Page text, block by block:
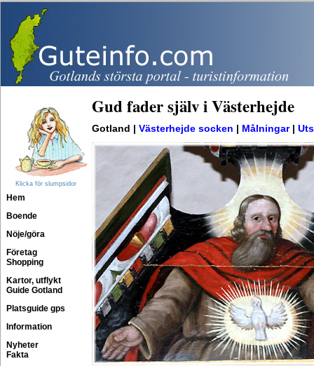
Klicka för slumpsidor
Hem
Boende
Nöje/göra
Företag
Shopping
Kartor, utflykt
Guide Gotland
Platsguide gps
Information
Nyheter
Fakta
Gud fader själv i Västerhejde
Gotland | Västerhejde socken Målningar|